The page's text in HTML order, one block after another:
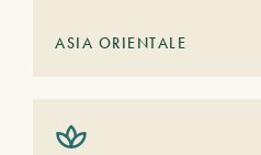
ASIA ORIENTALE